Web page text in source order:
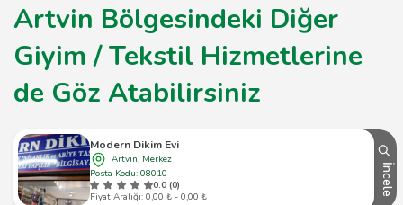
Artvin Bölgesindeki Diğer
Giyim / Tekstil Hizmetlerine
de Göz Atabilirsiniz
Modern Dikim Evi
Artvin, Merkez
Posta Kodu: 08010
0.0 (0)
Fiyat Aralığı: 0,00 ₺ - 0,00 ₺
İncele